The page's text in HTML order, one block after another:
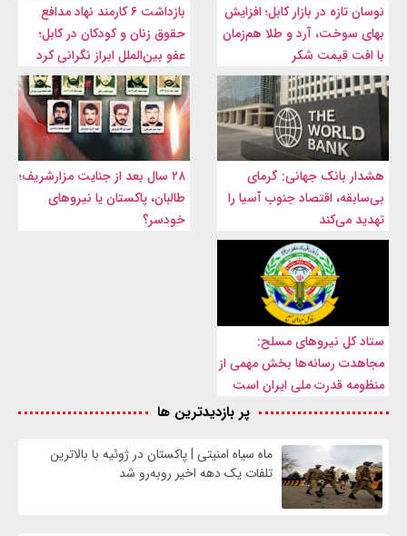
نوسان تازه در بازار کابل؛ افزایش
بهای سوخت، آرد و طلا هم‌زمان
با افت قیمت شکر
بازداشت ۶ کارمند نهاد مدافع
حقوق زنان و کودکان در کابل؛
عفو بین‌الملل ابراز نگرانی کرد
هشدار بانک جهانی: گرمای
بی‌سابقه، اقتصاد جنوب آسیا را
تهدید می‌کند
۲۸ سال بعد از جنایت مزارشریف؛
طالبان، پاکستان یا نیروهای
خودسر؟
ستاد کل نیروهای مسلح:
مجاهدت رسانه‌ها بخش مهمی از
منظومه قدرت ملی ایران است
پر بازدیدترین ها
ماه سیاه امنیتی | پاکستان در ژوئیه با بالاترین
تلفات یک دهه اخیر روبه‌رو شد